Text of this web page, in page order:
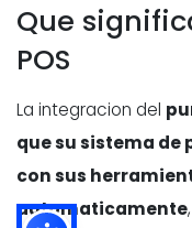
Que
POS
La integracion del
que su sistema de
con sus
automaticamente